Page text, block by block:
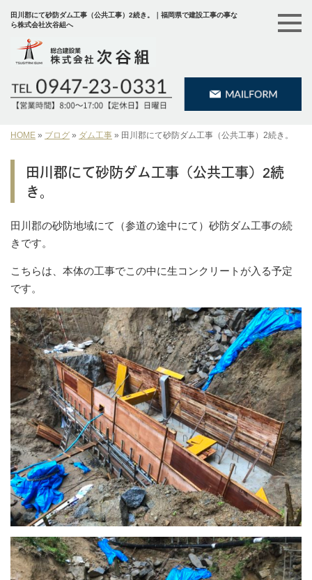
田川郡にて砂防ダム工事（公共工事）2続き。｜福岡県で建設工事の事な
ら株式会社次谷組へ
HOME » ブログ » ダム工事 » 田川郡にて砂防ダム工事（公共工事）2続き。
田川郡にて砂防ダム工事（公共工事）2続
き。
田川郡の砂防地域にて（参道の途中にて）砂防ダム工事の続
きです。
こちらは、本体の工事でこの中に生コンクリートが入る予定
です。